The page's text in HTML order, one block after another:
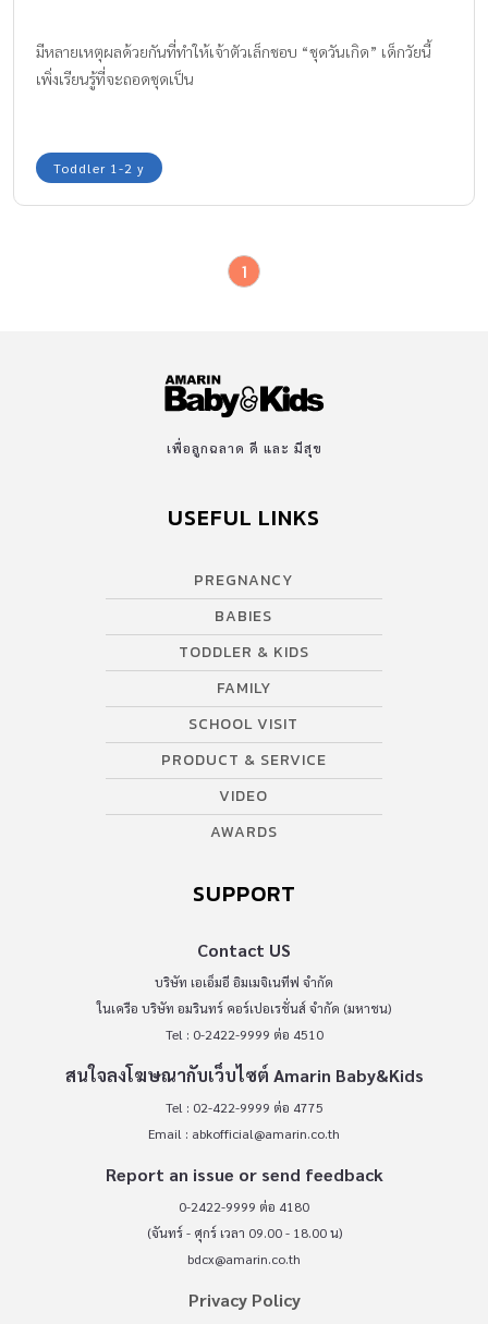
มีหลายเหตุผลด้วยกันที่ทำให้เจ้าตัวเล็กชอบ “ชุดวันเกิด” เด็กวัยนี้
เพิ่งเรียนรู้ที่จะถอดชุดเป็น
Toddler 1-2 y
1
เพื่อลูกฉลาด ดี และ มีสุข
USEFUL LINKS
PREGNANCY
BABIES
TODDLER & KIDS
FAMILY
SCHOOL VISIT
PRODUCT & SERVICE
VIDEO
AWARDS
SUPPORT
Contact US
บริษัท เอเอ็มอี อิมเมจิเนทีฟ จำกัด
ในเครือ บริษัท อมรินทร์ คอร์เปอเรชั่นส์ จำกัด (มหาชน)
Tel : 0-2422-9999 ต่อ 4510
สนใจลงโฆษณากับเว็บไซต์ Amarin Baby&Kids
Tel : 02-422-9999 ต่อ 4775
Email : abkofficial@amarin.co.th
Report an issue or send feedback
0-2422-9999 ต่อ 4180
(จันทร์ - ศุกร์ เวลา 09.00 - 18.00 น)
bdcx@amarin.co.th
Privacy Policy